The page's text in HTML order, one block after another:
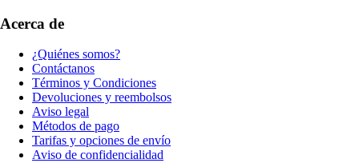
Acerca de
¿Quiénes somos?
Contáctanos
Términos y Condiciones
Devoluciones y reembolsos
Aviso legal
Métodos de pago
Tarifas y opciones de envío
Aviso de confidencialidad